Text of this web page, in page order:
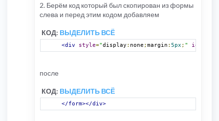
2. Берём код который был скопирован из формы
слева и перед этим кодом добавляем
КОД: ВЫДЕЛИТЬ ВСЁ
<div style="display : none ; margin : 5px ; " id
после
КОД: ВЫДЕЛИТЬ ВСЁ
</form></div>